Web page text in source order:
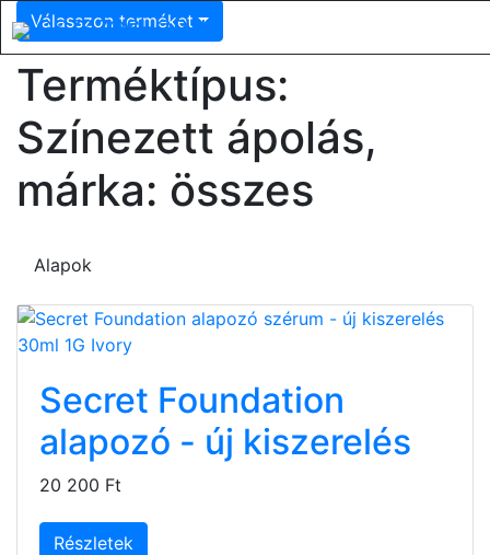
OSZSZOSHOP.HU
Válasszon terméket
Terméktípus:
Színezett ápolás,
márka: összes
Alapok
Secret Foundation
alapozó - új kiszerelés
20 200 Ft
Részletek